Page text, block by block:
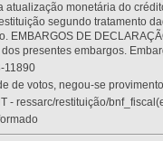
monetária do
segundo tratamento
EMBARGOS DE
presentes embargos.
11890
de votos, negou-se
- ressarc/restituição/